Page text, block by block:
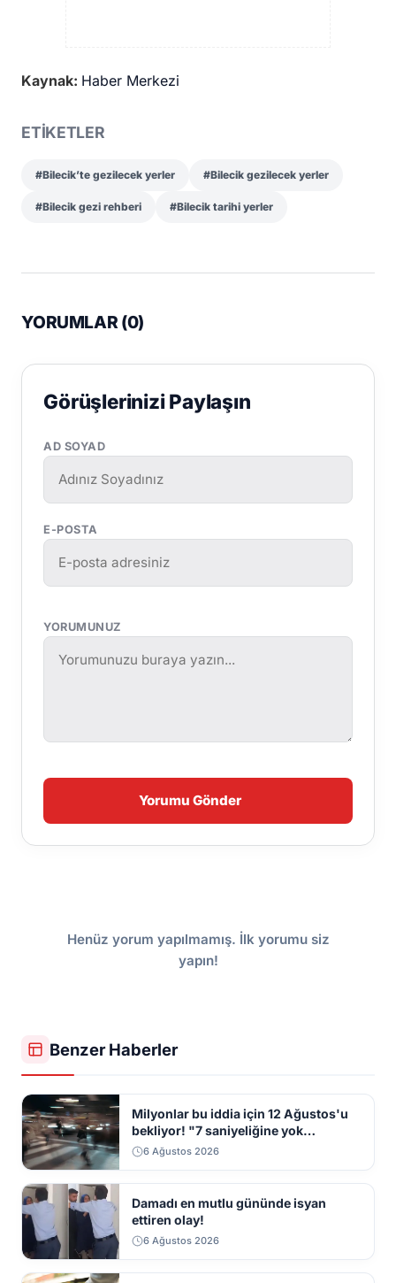
Kaynak: Haber Merkezi
ETİKETLER
#Bilecik’te gezilecek yerler #Bilecik gezilecek yerler
#Bilecik gezi rehberi #Bilecik tarihi yerler
YORUMLAR (0)
Görüşlerinizi Paylaşın
AD SOYAD
E-POSTA
YORUMUNUZ
Yorumu Gönder
Henüz yorum yapılmamış. İlk yorumu siz
yapın!
Benzer Haberler
Milyonlar bu iddia için 12 Ağustos'u
bekliyor! "7 saniyeliğine yok
kaybolacak"
6 Ağustos 2026
Damadı en mutlu gününde isyan
ettiren olay!
6 Ağustos 2026